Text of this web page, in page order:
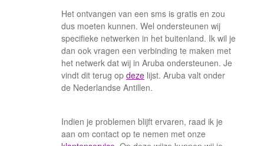
Het ontvangen van een sms is gratis en zou
dus moeten kunnen. Wel ondersteunen wij
specifieke netwerken in het buitenland. Ik wil je
dan ook vragen een verbinding te maken met
het netwerk dat wij in Aruba ondersteunen. Je
vindt dit terug op deze lijst. Aruba valt onder
de Nederlandse Antillen.
Indien je problemen blijft ervaren, raad ik je
aan om contact op te nemen met onze